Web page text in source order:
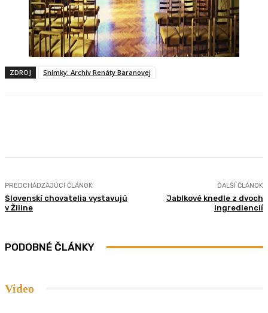
ZDROJ Snímky: Archív Renáty Baranovej
PREDCHÁDZAJÚCI ČLÁNOK
Slovenskí chovatelia vystavujú
v Žiline
ĎALŠÍ ČLÁNOK
Jablkové knedle z dvoch
ingrediencií
PODOBNÉ ČLÁNKY
Video